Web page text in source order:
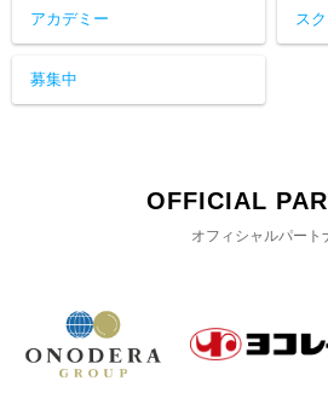
アカデミー ス
募集中
OFFICIAL
オフィシャルパート